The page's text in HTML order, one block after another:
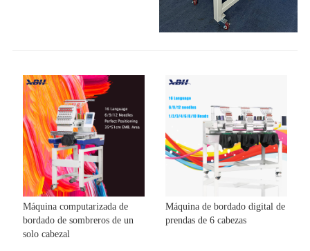
Máquina computarizada de
bordado de sombreros de un
solo cabezal
Máquina de bordado digital de
prendas de 6 cabezas